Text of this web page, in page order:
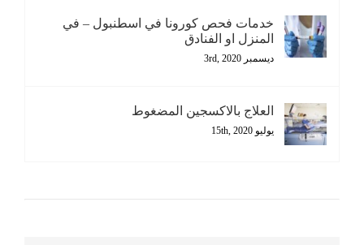
خدمات فحص كورونا في اسطنبول – في
المنزل او الفنادق
ديسمبر 3rd, 2020
العلاج بالاكسجين المضغوط
يوليو 15th, 2020